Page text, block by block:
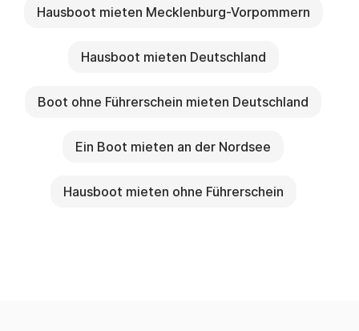
Hausboot mieten Mecklenburg-Vorpommern
Hausboot mieten Deutschland
Boot ohne Führerschein mieten Deutschland
Ein Boot mieten an der Nordsee
Hausboot mieten ohne Führerschein